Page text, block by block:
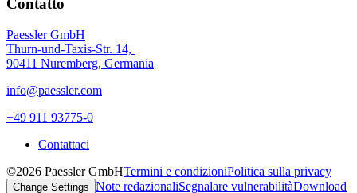
Contatto
Paessler GmbH
Thurn-und-Taxis-Str. 14,
90411 Nuremberg, Germania
info@paessler.com
+49 911 93775-0
Contattaci
©2026 Paessler GmbHTermini e condizioniPolitica sulla privacy
Change Settings Note redazionaliSegnalare vulnerabilitàDownload